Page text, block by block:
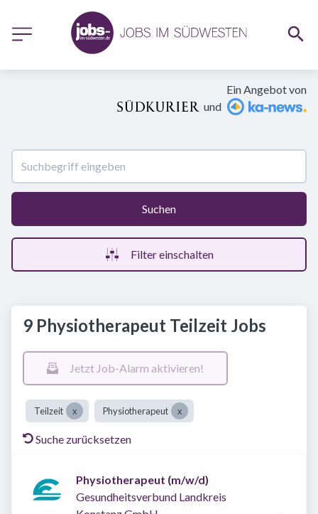
Ein Angebot von
und
Suchen
Filter einschalten
9 Physiotherapeut Teilzeit Jobs
Jetzt Job-Alarm aktivieren!
Teilzeit Physiotherapeut
Suche zurücksetzen
Physiotherapeut (m/w/d)
Gesundheitsverbund Landkreis